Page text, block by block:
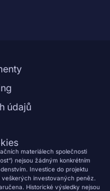
údajů
materiálech společnosti
nejsou žádným konkrétním
Investice do projektu
investovaných peněz.
Historické výsledky nejsou